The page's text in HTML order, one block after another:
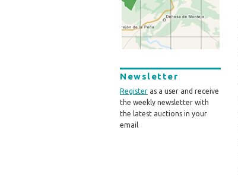
Newsletter
Register as a user and receive
the weekly newsletter with
the latest auctions in your
email